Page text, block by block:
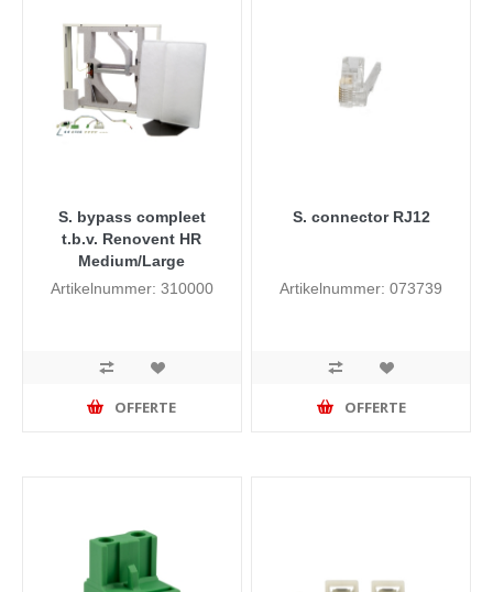
S. bypass compleet
t.b.v. Renovent HR
Medium/Large
Artikelnummer: 310000
OFFERTE
S. connector RJ12
Artikelnummer: 073739
OFFERTE